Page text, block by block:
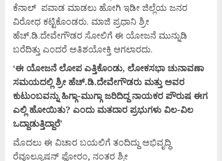
ಕೆನಾಲ್ ಪವಾಡ ಮಾಡಲು ಹೋಗಿ ಇಡೀ ಜಿಲ್ಲೆಯ ಜನರ
ವಿರೋಧ ಕಟ್ಟಿಕೊಂಡರು. ಮಾಜಿ ಪ್ರಧಾನಿ ಶ್ರೀ
ಹೆಚ್.ಡಿ.ದೇವೇಗೌಡರ ಸೋಲಿಗೆ ಈ ಯೋಜನೆ ಮುನ್ನುಡಿ
ಬರೆದಿತ್ತು ಎಂದರೆ ಅತಿಶಯೋಕ್ತಿ ಆಗಲಾರದು.
‘ಈ ಯೋಜನೆ ಲೋಪ ಎತ್ತಿಕೊಂಡು, ಲೋಕಸಭಾ ಚುನಾವಣಾ
ಸಮಯದಲ್ಲಿ ಶ್ರೀ ಹೆಚ್.ಡಿ.ದೇವೇಗೌಡರು ಮತ್ತು ಅವರ
ಕುಟುಂಬವನ್ನು ಹಿಗ್ಗಾ-ಮುಗ್ಗಾ ಜರಿದಿದ್ದ ನಾಯಕರ ಪೌರುಷ ಈಗ
ಎಲ್ಲಿ ಹೋಯಿತು? ಎಂದು ಮತದಾರ ಪ್ರಭುಗಳು ವಿಲ-ವಿಲ
ಒದ್ದಾಡುತ್ತಿದ್ದಾರೆ’
ಮೊದಲು ಈ ವಿಚಾರ ಬಯಲಿಗೆ ತಂದಿದ್ದು ಅಭಿವೃದ್ಧಿ
ರೆವೂಲ್ಯೂಷನ್ ಫೋರಂ, ನಂತರ ಶ್ರೀ